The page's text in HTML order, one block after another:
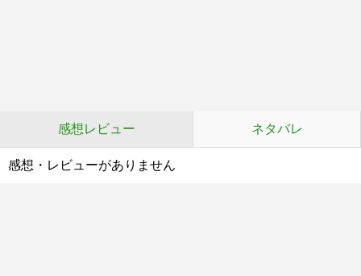
感想レビュー ネタバレ
感想・レビューがありません